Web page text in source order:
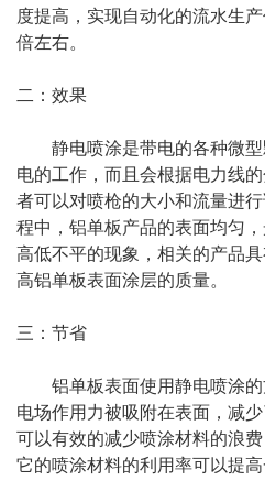
度提高，实现自动化的流水生
倍左右。
二：效果
静电喷涂是带电的各种微
电的工作，而且会根据电力线
者可以对喷枪的大小和流量进
程中，铝单板产品的表面均匀
高低不平的现象，相关的产品
高铝单板表面涂层的质量。
三：节省
铝单板表面使用静电喷涂
电场作用力被吸附在表面，减
可以有效的减少喷涂材料的浪
它的喷涂材料的利用率可以提